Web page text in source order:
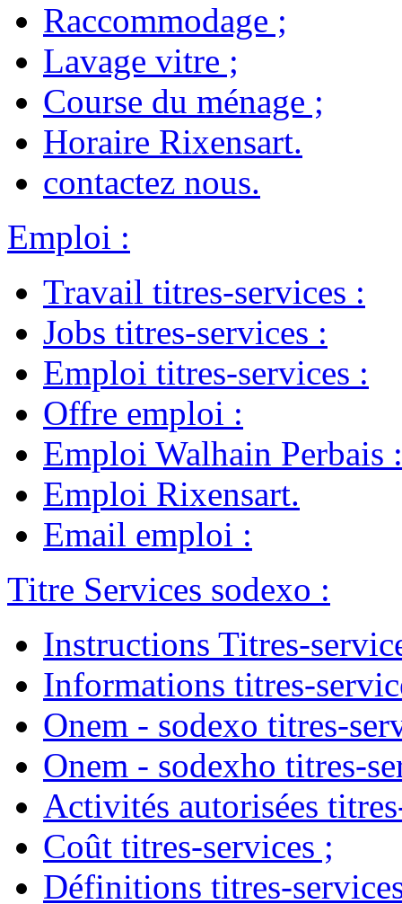
Raccommodage ;
Lavage vitre ;
Course du ménage ;
Horaire Rixensart.
contactez nous.
Emploi :
Travail titres-services :
Jobs titres-services :
Emploi titres-services :
Offre emploi :
Emploi Walhain Perbais :
Emploi Rixensart.
Email emploi :
Titre Services sodexo :
Instructions Titres-
Informations titres-
Onem - sodexo titres-
Onem - sodexho titres-
Activités autorisées
Coût titres-services ;
Définitions titres-